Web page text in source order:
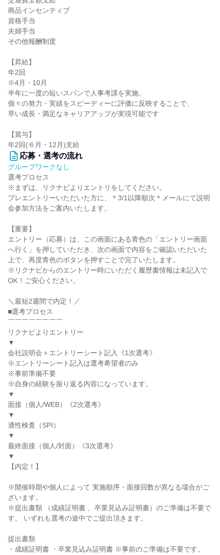
商品インセンティブ
資格手当
夫婦手当
その他報酬制度
【昇給】
年2回
※4月・10月
半年に一度の短いスパンで人事考課を実施。
個々の努力・実績をスピーディーに評価に反映することで、
早い成長・満足なキャリアアップが実現可能です
【賞与】
年2回(６月・12月)支給
応募・選考の流れ
グループワークなし
選考プロセス
※まずは、リクナビよりエントリをしてください。
プレエントリーいただいた方に、＊3/1以降順次＊メールにて説明
会参加方法をご案内いたします。
【重要】
エントリー（応募）は、この画面にある青色の「エントリー画面
へ行く」を押していただき、次の画面で内容をご確認いただいた
上で、再度青色のボタンを押すことで完了いたします。
※リクナビからのエントリー時にいただく履歴書情報は未記入で
OK！ご安心ください。
＼最短2週間で内定！／
■選考プロセス
￣￣￣￣￣￣￣￣
リクナビよりエントリー
▼
会社説明会＋エントリーシート記入《1次選考》
※エントリーシート記入は選考希望者のみ
※事前準備不要
※自身の経験を振り返る内容になっています。
▼
面接（個人/WEB）《2次選考》
▼
適性検査（SPI）
▼
最終面接（個人/対面）《3次選考》
▼
【内定！】
※開催時期や個人によって 実施順序・面接回数が異なる場合がご
ざいます。
※提出書類 （成績証明書 、卒業見込み証明書）のご準備は不要で
す。 いずれも選考の途中でご提出頂きます。
提出書類
・成績証明書 ・卒業見込み証明書 ※事前のご準備は不要です。